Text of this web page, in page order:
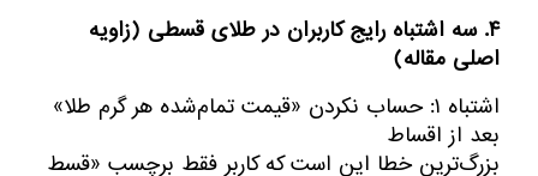
۴. سه اشتباه رایج کاربران در طلای قسطی (زاویه
اصلی مقاله)
اشتباه ۱: حساب نکردن «قیمت تمام‌شده هر گرم طلا»
بعد از اقساط
بزرگ‌ترین خطا این است که کاربر فقط برچسب «قسط